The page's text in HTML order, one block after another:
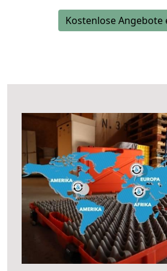
Kostenlose Angebote